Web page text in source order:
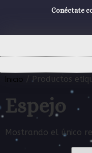
Conéctate
Inicio / Productos
Espejo
Mostrando el único